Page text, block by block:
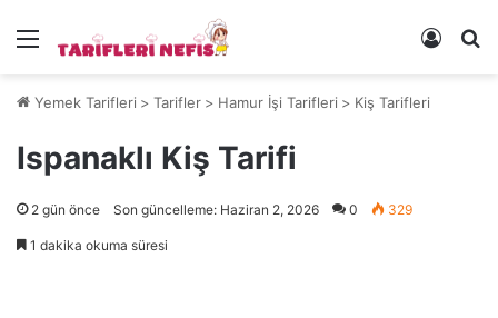
Menü Kayıt
Yemek Tarifleri > Tarifler > Hamur İşi Tarifleri > Kiş Tarifleri
Ispanaklı Kiş Tarifi
2 gün önce Son güncelleme: Haziran 2, 2026 0 329
1 dakika okuma süresi